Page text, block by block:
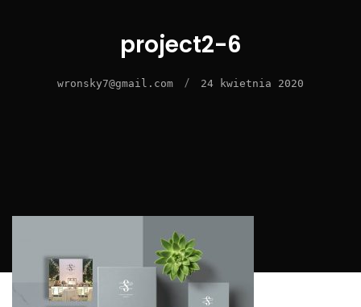
project2-6
wronsky7@gmail.com / 24 kwietnia 2020